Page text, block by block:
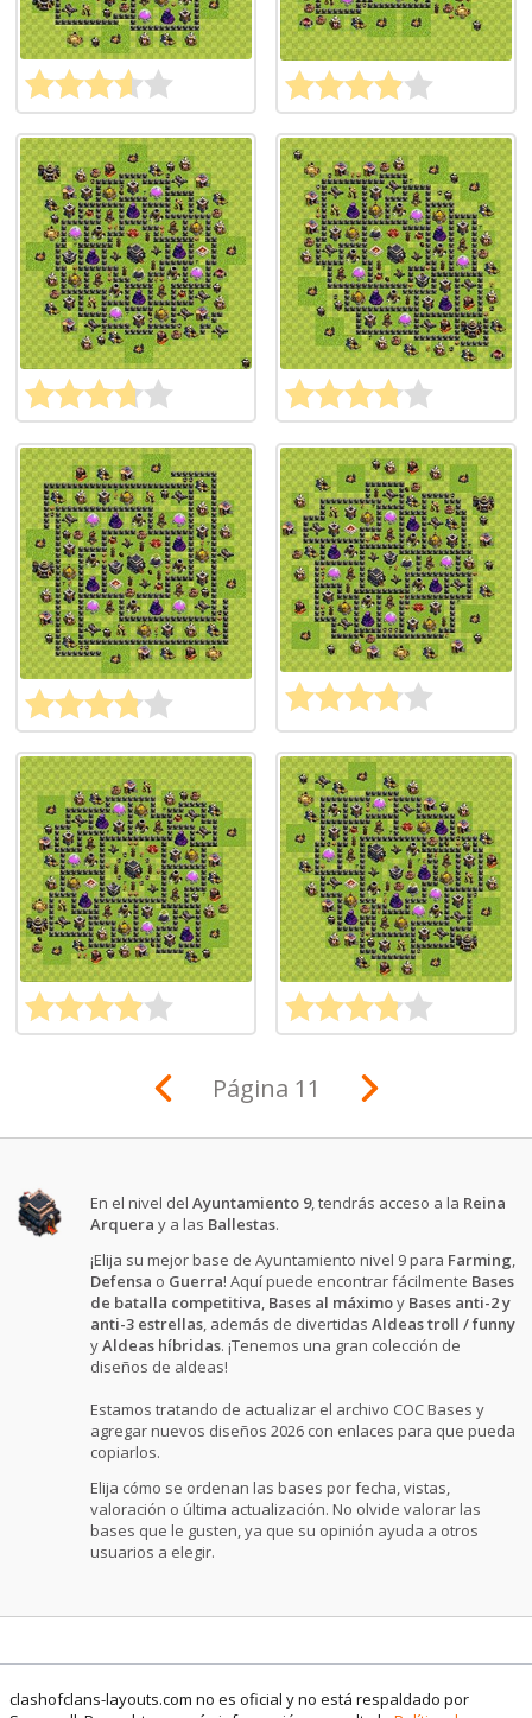
Página 11
En el nivel delAyuntamiento 9, tendrás acceso a la Reina
Arquera y a las Ballestas.
¡Elija su mejor base de Ayuntamiento nivel 9 para Farming,
Defensa o Guerra! Aquí puede encontrar fácilmente Bases
de batalla competitiva, Bases al máximoy Bases anti-2 y
anti-3 estrellas, además de divertidasAldeas troll / funny
yAldeas híbridas. ¡Tenemos una gran colección de
diseños de aldeas!
Estamos tratando de actualizar el archivo COC Bases y
agregar nuevos diseños 2026 con enlaces para que pueda
copiarlos.
Elija cómo se ordenan las bases por fecha, vistas,
valoración o última actualización. No olvide valorar las
bases que le gusten, ya que su opinión ayuda a otros
usuarios a elegir.
clashofclans-layouts.com no es oficial y no está respaldado por